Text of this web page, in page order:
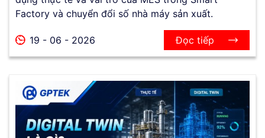
Factory và chuyển đổi số nhà máy sản xuất.
19 - 06 - 2026 Đọc tiếp